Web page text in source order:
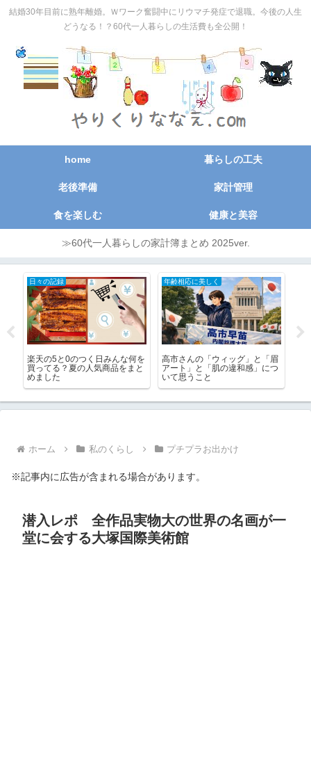
結婚30年目前に熟年離婚。Ｗワーク奮闘中にリウマチ発症で退職。今後の人生
どうなる！？60代一人暮らしの生活費も全公開！
home 暮らしの工夫
老後準備 家計管理
食を楽しむ 健康と美容
≫60代一人暮らしの家計簿まとめ 2025ver.
家庭用品・日用品使用レポ
どの眼鏡も鼻が痛くて使えな
い！鼻パッドカバーは効果あ
り？
自分で家のメンテナンスDIY
ご近所さんが古家を解体したら
街にGが増えまくり
ホーム 私のくらし プチプラお出かけ
※記事内に広告が含まれる場合があります。
潜入レポ 全作品実物大の世界の名画が一
堂に会する大塚国際美術館